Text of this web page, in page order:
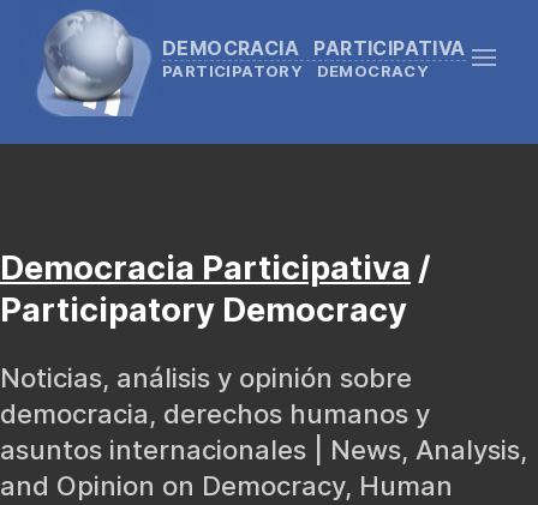
DEMOCRACIA PARTICIPATIVA
PARTICIPATORY DEMOCRACY
Democracia Participativa /
Participatory Democracy
Noticias, análisis y opinión sobre
democracia, derechos humanos y
asuntos internacionales | News, Analysis,
and Opinion on Democracy, Human